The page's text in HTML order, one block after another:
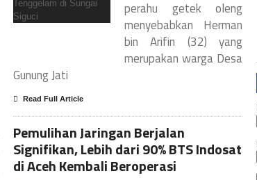
perahu getek oleng
menyebabkan Herman
bin Arifin (32) yang
merupakan warga Desa
Gunung Jati
Read Full Article
Pemulihan Jaringan Berjalan
Signifikan, Lebih dari 90% BTS Indosat
di Aceh Kembali Beroperasi